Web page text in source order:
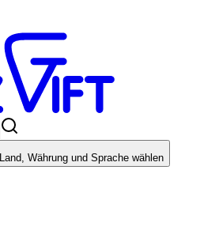
Land, Währung und Sprache wählen